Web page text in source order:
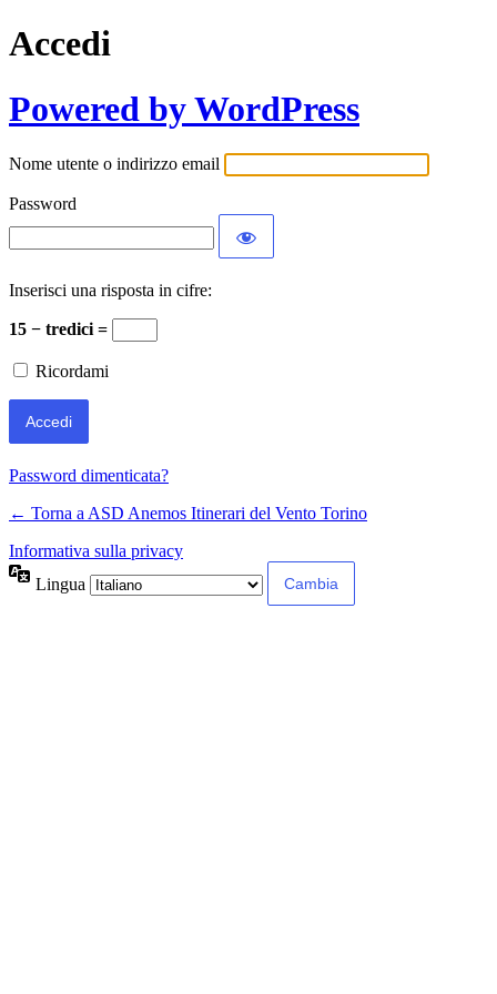
Accedi
Powered by WordPress
Nome utente o indirizzo email
Password
Inserisci una risposta in cifre:
15 − tredici =
Ricordami
Password dimenticata?
← Torna a ASD Anemos Itinerari del Vento Torino
Informativa sulla privacy
Lingua